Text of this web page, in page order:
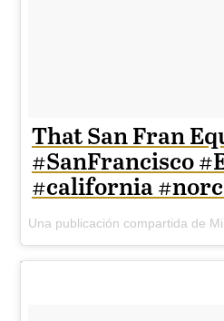
That San Fran
#SanFrancisco
#california